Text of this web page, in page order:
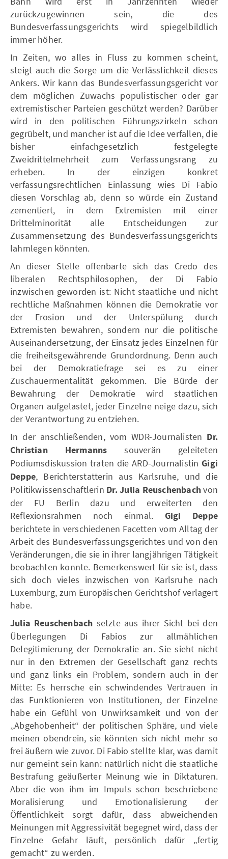
zurückzugewinnen sein, die des
Bundesverfassungsgerichts wird spiegelbildlich
immer höher.
In Zeiten, wo alles in Fluss zu kommen scheint,
steigt auch die Sorge um die Verlässlichkeit dieses
Ankers. Wir kann das Bundesverfassungsgericht vor
dem möglichen Zuwachs populistischer oder gar
extremistischer Parteien geschützt werden? Darüber
wird in den politischen Führungszirkeln schon
gegrübelt, und mancher ist auf die Idee verfallen, die
bisher einfachgesetzlich festgelegte
Zweidrittelmehrheit zum Verfassungsrang zu
erheben. In der einzigen konkret
verfassungsrechtlichen Einlassung wies Di Fabio
diesen Vorschlag ab, denn so würde ein Zustand
zementiert, in dem Extremisten mit einer
Drittelminorität alle Entscheidungen zur
Zusammensetzung des Bundesverfassungsgerichts
lahmlegen könnten.
An dieser Stelle offenbarte sich das Credo des
liberalen Rechtsphilosophen, der Di Fabio
inzwischen geworden ist: Nicht staatliche und nicht
rechtliche Maßnahmen können die Demokratie vor
der Erosion und der Unterspülung durch
Extremisten bewahren, sondern nur die politische
Auseinandersetzung, der Einsatz jedes Einzelnen für
die freiheitsgewährende Grundordnung. Denn auch
bei der Demokratiefrage sei es zu einer
Zuschauermentalität gekommen. Die Bürde der
Bewahrung der Demokratie wird staatlichen
Organen aufgelastet, jeder Einzelne neige dazu, sich
der Verantwortung zu entziehen.
In der anschließenden, vom WDR-Journalisten Dr.
Christian Hermannssouverän geleiteten
Podiumsdiskussion traten die ARD-JournalistinGigi
Deppe, Berichterstatterin aus Karlsruhe, und die
Politikwissenschaftlerin Dr. Julia Reuschenbachvon
der FU Berlin dazu und erweiterten den
Reflexionsrahmen noch einmal. Gigi Deppe
berichtete in verschiedenen Facetten vom Alltag der
Arbeit des Bundesverfassungsgerichtes und von den
Veränderungen, die sie in ihrer langjährigen Tätigkeit
beobachten konnte. Bemerkenswert für sie ist, dass
sich doch vieles inzwischen von Karlsruhe nach
Luxemburg, zum Europäischen Gerichtshof verlagert
habe.
Julia Reuschenbach setzte aus ihrer Sicht bei den
Überlegungen Di Fabios zur allmählichen
Delegitimierung der Demokratie an. Sie sieht nicht
nur in den Extremen der Gesellschaft ganz rechts
und ganz links ein Problem, sondern auch in der
Mitte: Es herrsche ein schwindendes Vertrauen in
das Funktionieren von Institutionen, der Einzelne
habe ein Gefühl von Unwirksamkeit und von der
„Abgehobenheit“ der politischen Sphäre, und viele
meinen obendrein, sie könnten sich nicht mehr so
frei äußern wie zuvor. Di Fabio stellte klar, was damit
nur gemeint sein kann: natürlich nicht die staatliche
Bestrafung geäußerter Meinung wie in Diktaturen.
Aber die von ihm im Impuls schon beschriebene
Moralisierung und Emotionalisierung der
Öffentlichkeit sorgt dafür, dass abweichenden
Meinungen mit Aggressivität begegnet wird, dass der
Einzelne Gefahr läuft, persönlich dafür „fertig
gemacht“ zu werden.